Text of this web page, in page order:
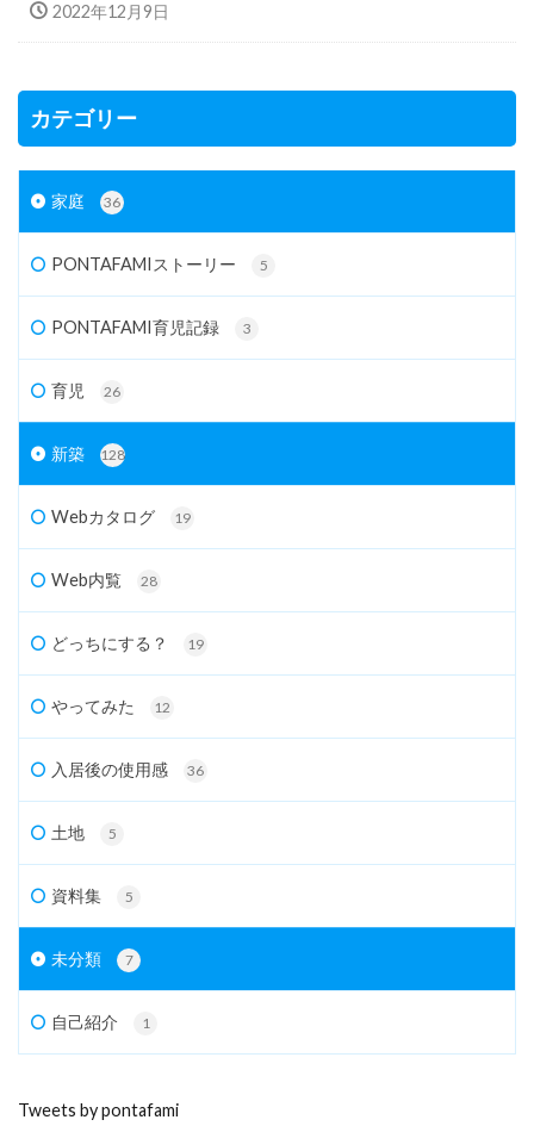
2022年12月9日
カテゴリー
家庭 36
PONTAFAMIストーリー 5
PONTAFAMI育児記録 3
育児 26
新築 128
Webカタログ 19
Web内覧 28
どっちにする？ 19
やってみた 12
入居後の使用感 36
土地 5
資料集 5
未分類 7
自己紹介 1
Tweets by pontafami